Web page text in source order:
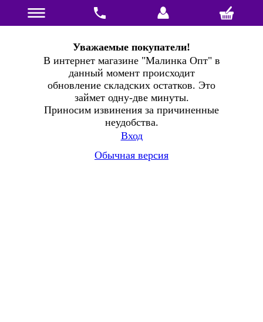
Уважаемые покупатели!
В интернет магазине "Малинка Опт" в
данный момент происходит
обновление складских остатков. Это
займет одну-две минуты.
Приносим извинения за причиненные
неудобства.
Вход
Обычная версия